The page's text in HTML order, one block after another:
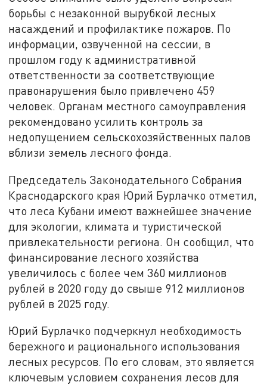
борьбы с незаконной вырубкой лесных
насаждений и профилактике пожаров. По
информации, озвученной на сессии, в
прошлом году к административной
ответственности за соответствующие
правонарушения было привлечено 459
человек. Органам местного самоуправления
рекомендовано усилить контроль за
недопущением сельскохозяйственных палов
вблизи земель лесного фонда.
Председатель Законодательного Собрания
Краснодарского края Юрий Бурлачко отметил,
что леса Кубани имеют важнейшее значение
для экологии, климата и туристической
привлекательности региона. Он сообщил, что
финансирование лесного хозяйства
увеличилось с более чем 360 миллионов
рублей в 2020 году до свыше 912 миллионов
рублей в 2025 году.
Юрий Бурлачко подчеркнул необходимость
бережного и рационального использования
лесных ресурсов. По его словам, это является
ключевым условием сохранения лесов для